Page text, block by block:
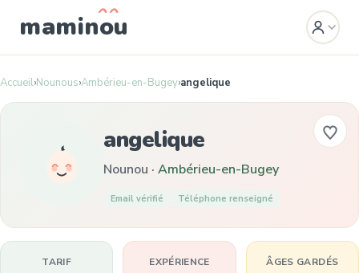
maminou
Accueil›Nounous›Ambérieu-en-Bugey›angelique
angelique
Nounou · Ambérieu-en-Bugey
Email vérifié Téléphone renseigné
TARIF EXPÉRIENCE ÂGES GARDÉS